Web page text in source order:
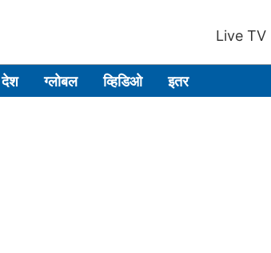
Live TV
देश ग्लोबल व्हिडिओ इतर